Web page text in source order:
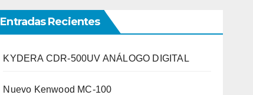
Entradas Recientes
KYDERA CDR-500UV ANÁLOGO DIGITAL
Nuevo Kenwood MC-100